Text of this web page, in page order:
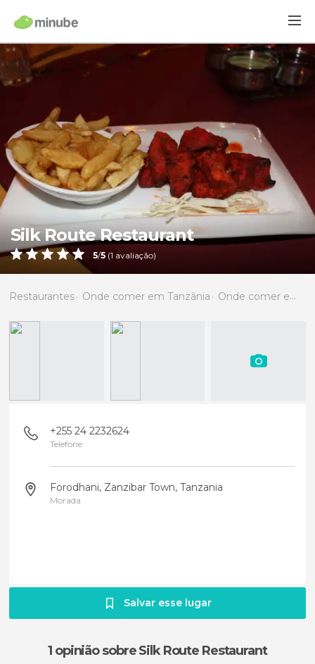
Silk Route Restaurant
5/5 (1 avaliação)
Restaurantes Onde comer em Tanzânia Onde comer em Zanzibar e Pemba
+255 24 2232624
Telefone
Forodhani, Zanzibar Town, Tanzania
Morada
Salvar esse lugar
1 opiniãosobre Silk Route Restaurant